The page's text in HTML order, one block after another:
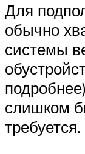
Для
обычно
системы
слишком
требуется.